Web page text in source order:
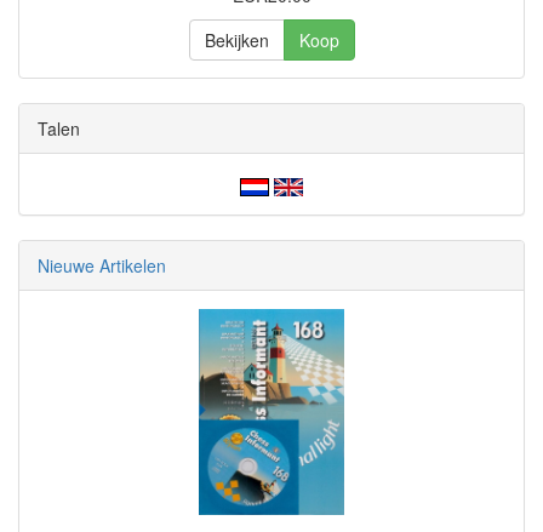
Bekijken
Koop
Talen
Nieuwe Artikelen